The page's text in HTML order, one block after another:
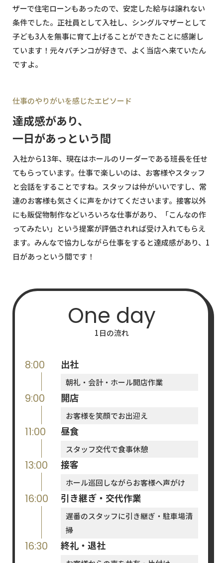
ザーで住宅ローンもあったので、安定した給与は譲れない
条件でした。正社員として入社し、シングルマザーとして
子ども3人を無事に育て上げることができたことに感謝し
ています！元々パチンコが好きで、よく当店へ来ていたん
ですよ。
仕事のやりがいを感じたエピソード
達成感があり、
一日があっという間
入社から13年、現在はホールのリーダーである班長を任せ
てもらっています。仕事で楽しいのは、お客様やスタッフ
と会話をすることですね。スタッフは仲がいいですし、常
連のお客様も気さくに声をかけてくださいます。接客以外
にも販促物制作などいろいろな仕事があり、「こんなの作
ってみたい」という提案が評価されれば受け入れてもらえ
ます。みんなで協力しながら仕事をすると達成感があり、1
日があっという間です！
One day
1日の流れ
8:00 出社
朝礼・会計・ホール開店作業
9:00 開店
お客様を笑顔でお出迎え
11:00 昼食
スタッフ交代で食事休憩
13:00 接客
ホール巡回しながらお客様へ声がけ
16:00 引き継ぎ・交代作業
遅番のスタッフに引き継ぎ・駐車場清
掃
16:30 終礼・退社